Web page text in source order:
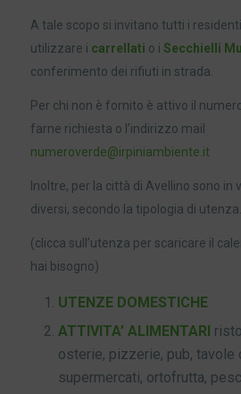
A tale scopo si invitano tutti i
utilizzare i carrellati o i Secchielli
conferimento dei rifiuti in strada.
Per chi non è fornito è attivo il
farne richiesta o l’indirizzo mail
numeroverde@irpiniambiente.it
Inoltre, per la città di Avellino sono in
diversi, secondo la tipologia di utenza.
(clicca sull’utenza per scaricare il
hai bisogno)
UTENZE DOMESTICHE
ATTIVITA’ ALIMENTARI
osterie, pizzerie, pub, tavole
supermercati, ortofrutta,